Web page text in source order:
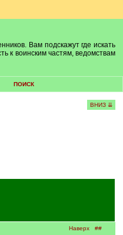
Вам подскажут где искать
к воинским частям, ведомствам
ПОИСК
ВНИЗ ⇊
Наверх ##